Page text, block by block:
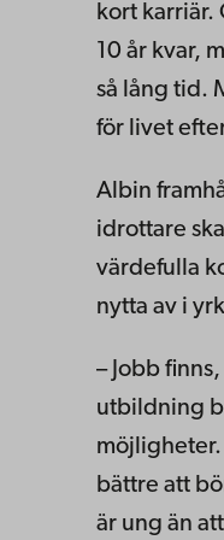
kort karriär.
10 år kvar,
så lång tid.
för livet
Albin
idrottare
värdefulla
nytta av i
– Jobb
utbildning
möjligheter.
bättre att
är ung än